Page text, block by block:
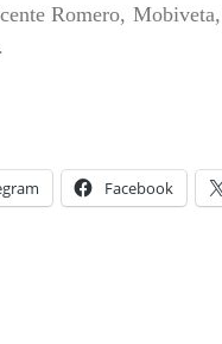
Romero,
Facebook